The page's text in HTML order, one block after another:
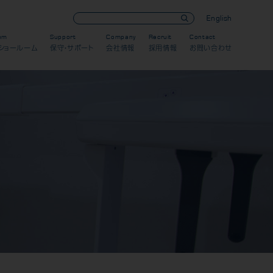
English
ョールーム
Support
保守・サポート
Company
会社情報
Recruit
採用情報
Contact
お問い合わせ
ソフトウェア製品
加工（CAM）
樹脂
導入までの流れ